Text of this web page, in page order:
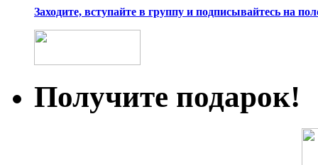
Заходите, вступайте в группу и подписывайтесь на
Получите подарок!